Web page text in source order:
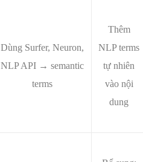
Dùng Surfer, Neuron,
NLP API → semantic
terms
Thêm
NLP terms
tự nhiên
vào nội
dung